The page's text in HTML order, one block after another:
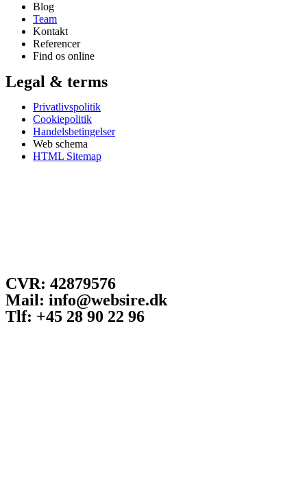
Blog
Team
Kontakt
Referencer
Find os online
Legal & terms
Privatlivspolitik
Cookiepolitik
Handelsbetingelser
Web schema
HTML Sitemap
CVR: 42879576
Mail: info@websire.dk
Tlf: +45 28 90 22 96